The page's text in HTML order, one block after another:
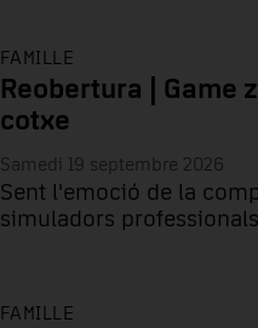
FAMILLE
Reobertura | Game
cotxe
Samedi 19 septembre 2026
Sent l'emoció de la
simuladors professionals
FAMILLE